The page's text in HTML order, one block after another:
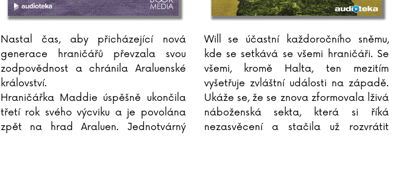
Nastal čas, aby přicházející nová
generace hraničářů převzala svou
zodpovědnost a chránila Araluenské
království.
Hraničářka Maddie úspěšně ukončila
třetí rok svého výcviku a je povolána
zpět na hrad Araluen. Jednotvárný
Will se účastní každoročního sněmu,
kde se setkává se všemi hraničáři. Se
všemi, kromě Halta, ten mezitím
vyšetřuje zvláštní události na západě.
Ukáže se, že se znova zformovala lživá
náboženská sekta, která si říká
nezasvěcení a stačila už rozvrátit